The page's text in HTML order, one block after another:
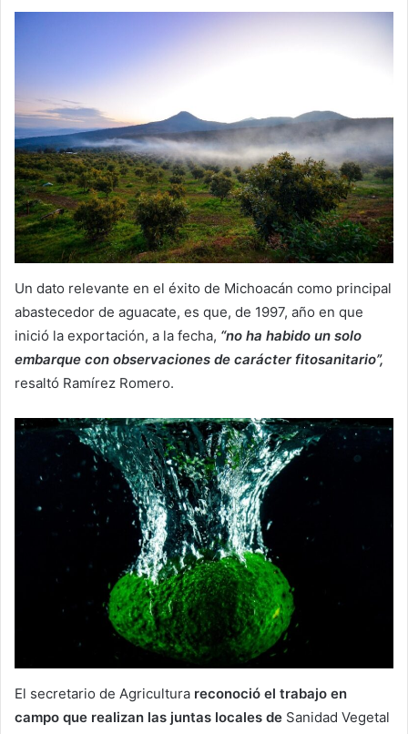
Un dato relevante en el éxito de Michoacán como principal
abastecedor de aguacate, es que, de 1997, año en que
inició la exportación, a la fecha, “no ha habido un solo
embarque con observaciones de carácter fitosanitario”,
resaltó Ramírez Romero.
El secretario de Agricultura reconoció el trabajo en
campo que realizan las juntas locales de Sanidad Vegetal